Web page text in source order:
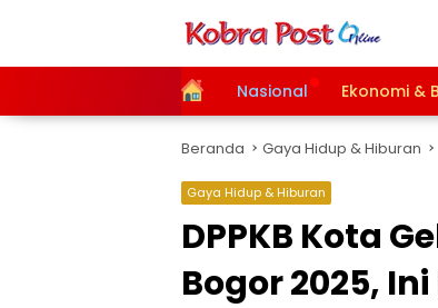
HomeNasional Ekonomi &
Beranda Gaya Hidup & Hiburan
Gaya Hidup & Hiburan
DPPKB Kota
Bogor 2025,